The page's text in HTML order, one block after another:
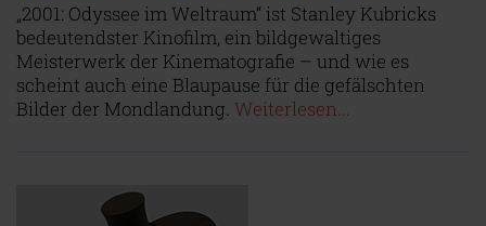
„2001: Odyssee im Weltraum“ ist Stanley Kubricks
bedeutendster Kinofilm, ein bildgewaltiges
Meisterwerk der Kinematografie – und wie es
scheint auch eine Blaupause für die gefälschten
Bilder der Mondlandung. Weiterlesen...